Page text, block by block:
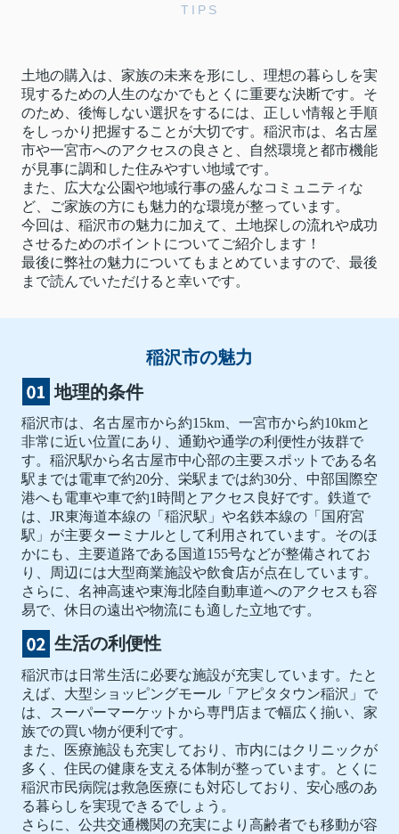
ありがとうございました。
TIPS
土地の購入は、家族の未来を形にし、理想の暮らしを実
現するための人生のなかでもとくに重要な決断です。そ
のため、後悔しない選択をするには、正しい情報と手順
をしっかり把握することが大切です。稲沢市は、名古屋
市や一宮市へのアクセスの良さと、自然環境と都市機能
が見事に調和した住みやすい地域です。
また、広大な公園や地域行事の盛んなコミュニティな
ど、ご家族の方にも魅力的な環境が整っています。
今回は、稲沢市の魅力に加えて、土地探しの流れや成功
させるためのポイントについてご紹介します！
最後に弊社の魅力についてもまとめていますので、最後
まで読んでいただけると幸いです。
稲沢市の魅力
地理的条件
稲沢市は、名古屋市から約15km、一宮市から約10kmと
非常に近い位置にあり、通勤や通学の利便性が抜群で
す。稲沢駅から名古屋市中心部の主要スポットである名
駅までは電車で約20分、栄駅までは約30分、中部国際空
港へも電車や車で約1時間とアクセス良好です。鉄道で
は、JR東海道本線の「稲沢駅」や名鉄本線の「国府宮
駅」が主要ターミナルとして利用されています。そのほ
かにも、主要道路である国道155号などが整備されてお
り、周辺には大型商業施設や飲食店が点在しています。
さらに、名神高速や東海北陸自動車道へのアクセスも容
易で、休日の遠出や物流にも適した立地です。
生活の利便性
稲沢市は日常生活に必要な施設が充実しています。たと
えば、大型ショッピングモール「アピタタウン稲沢」で
は、スーパーマーケットから専門店まで幅広く揃い、家
族での買い物が便利です。
また、医療施設も充実しており、市内にはクリニックが
多く、住民の健康を支える体制が整っています。とくに
稲沢市民病院は救急医療にも対応しており、安心感のあ
る暮らしを実現できるでしょう。
さらに、公共交通機関の充実により高齢者でも移動が容